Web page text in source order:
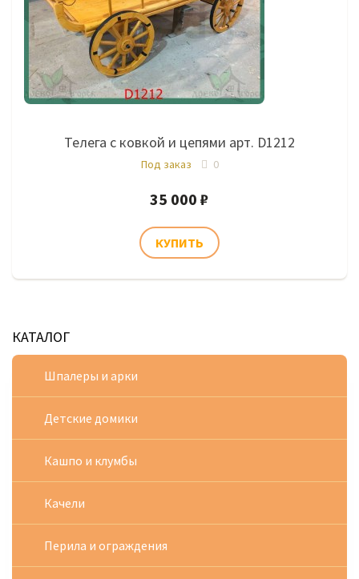
Телега с ковкой и цепями арт. D1212
Под заказ 0
35 000 ₽
КАТАЛОГ
Шпалеры и арки
Детские домики
Кашпо и клумбы
Качели
Перила и ограждения